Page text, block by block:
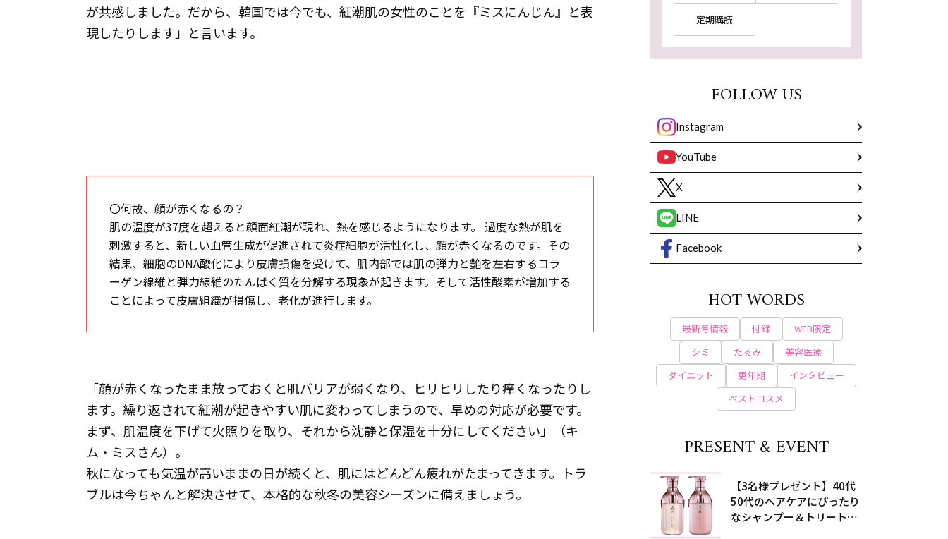
が共感しました。だから、韓国では今でも、紅潮肌の女性のことを『ミスにんじん』と表
現したりします」と言います。
〇何故、顔が赤くなるの？
肌の温度が37度を超えると顔面紅潮が現れ、熱を感じるようになります。 過度な熱が肌を
刺激すると、新しい血管生成が促進されて炎症細胞が活性化し、顔が赤くなるのです。その
結果、細胞のDNA酸化により皮膚損傷を受けて、肌内部では肌の弾力と艶を左右するコラ
ーゲン線維と弾力線維のたんぱく質を分解する現象が起きます。そして活性酸素が増加する
ことによって皮膚組織が損傷し、老化が進行します。
「顔が赤くなったまま放っておくと肌バリアが弱くなり、ヒリヒリしたり痒くなったりし
ます。繰り返されて紅潮が起きやすい肌に変わってしまうので、早めの対応が必要です。
まず、肌温度を下げて火照りを取り、それから沈静と保湿を十分にしてください」（キ
ム・ミスさん）。
秋になっても気温が高いままの日が続くと、肌にはどんどん疲れがたまってきます。トラ
ブルは今ちゃんと解決させて、本格的な秋冬の美容シーズンに備えましょう。
定期購読
FOLLOW US
Instagram
YouTube
X
LINE
Facebook
HOT WORDS
最新号情報 付録
WEB限定
シミ
たるみ
美容医療
ダイエット
更年期
インタビュー
ベストコスメ
PRESENT & EVENT
【3名様プレゼント】40代
50代のヘアケアにぴったり
なシャンプー＆トリートメ